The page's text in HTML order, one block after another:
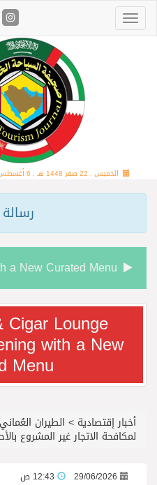
الخميس , 22 صفر 1448 هـ , 6 أغسطس 2026 م |
رجل الاعمال سعيد ال
Lounge
with a New
Menu
أخبار إقتصادية > الطيران
لمكافحة الاتجار غير المشروع
29/06/2026